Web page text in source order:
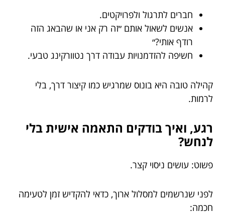
חברים לתרגול ולפרויקטים.
אנשים לשאול אותם ״זה רק אני או שהבאג הזה
רודף אותי?״
חשיפה להזדמנויות עבודה דרך נטוורקינג טבעי.
קהילה טובה היא בונוס שמרגיש כמו קיצור דרך, בלי
לרמות.
רגע, ואיך בודקים התאמה אישית בלי
לנחש?
פשוט: עושים ניסוי קצר.
לפני שנרשמים למסלול ארוך, כדאי להקדיש זמן לטעימה
חכמה: